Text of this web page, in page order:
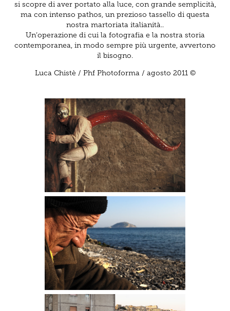
si scopre di aver portato alla luce, con grande semplicità,
ma con intenso pathos, un prezioso tassello di questa
nostra martoriata italianità..
Un’operazione di cui la fotografia e la nostra storia
contemporanea, in modo sempre più urgente, avvertono
il bisogno.
Luca Chistè / Phf Photoforma / agosto 2011 ©